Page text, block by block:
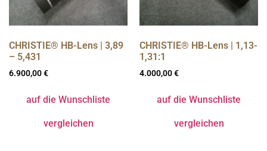
CHRISTIE® HB-Lens | 3,89
– 5,431
6.900,00€
auf die Wunschliste
vergleichen
CHRISTIE® HB-Lens | 1,13-
1,31:1
4.000,00€
auf die Wunschliste
vergleichen